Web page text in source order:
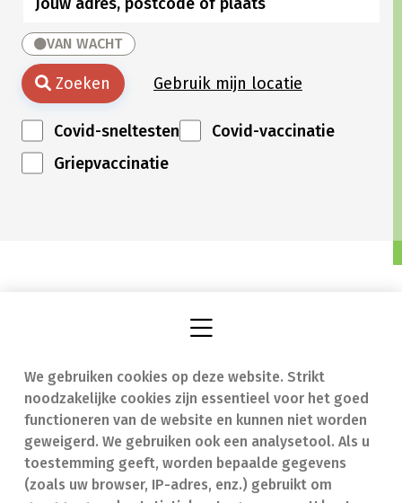
We gebruiken cookies op deze website. Strikt
noodzakelijke cookies zijn essentieel voor het goed
functioneren van de website en kunnen niet worden
geweigerd. We gebruiken ook een analysetool. Als u
toestemming geeft, worden bepaalde gegevens
(zoals uw browser, IP-adres, enz.) gebruikt om
VAN WACHT
Zoeken Gebruik mijn locatie
Covid-sneltesten
Covid-vaccinatie
Griepvaccinatie
Vind een apotheek
Onze expertise
Ziekten
Geneesmiddelen
In geval van nood
Contact
Veelgestelde vragen
(FAQ)